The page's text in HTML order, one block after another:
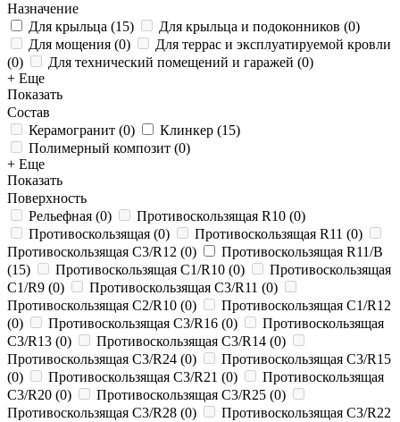
Назначение
Для крыльца (15) Для крыльца и подоконников (0)
Для мощения (0)
Для террас и эксплуатируемой кровли
(0) Для технический помещений и гаражей (0)
+ Еще
Показать
Состав
Керамогранит (0) Клинкер (15)
Полимерный композит (0)
+ Еще
Показать
Поверхность
Рельефная (0) Противоскользящая R10 (0)
Противоскользящая (0) Противоскользящая R11 (0)
Противоскользящая C3/R12 (0)
Противоскользящая R11/B
(15) Противоскользящая C1/R10 (0)
Противоскользящая
C1/R9 (0) Противоскользящая C3/R11 (0)
Противоскользящая C2/R10 (0)
Противоскользящая C1/R12
(0) Противоскользящая C3/R16 (0)
Противоскользящая
C3/R13 (0) Противоскользящая C3/R14 (0)
Противоскользящая C3/R24 (0)
Противоскользящая C3/R15
(0) Противоскользящая C3/R21 (0)
Противоскользящая
C3/R20 (0) Противоскользящая C3/R25 (0)
Противоскользящая C3/R28 (0)
Противоскользящая C3/R22